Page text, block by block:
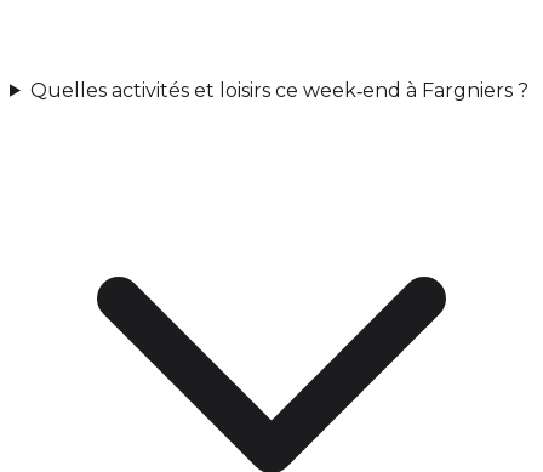
Quelles activités et loisirs ce week‑end à Fargniers ?